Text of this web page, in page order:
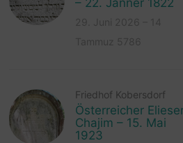
Friedhof Kobersdorf
Österreicher
Chajim – 15. Mai
1923